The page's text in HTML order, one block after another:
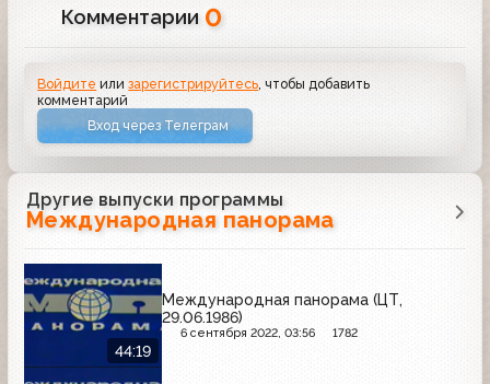
Комментарии 0
Войдите илизарегистрируйтесь , чтобы добавить
комментарий
Вход через Телеграм
Другие выпуски программы
Международная панорама
44:19
Международная панорама (ЦТ,
29.06.1986)
6 сентября 2022, 03:56 1782